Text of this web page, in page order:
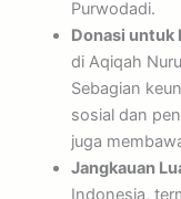
Purwodadi.
Donasi untuk
di Aqiqah
Sebagian
sosial dan
juga
Jangkauan